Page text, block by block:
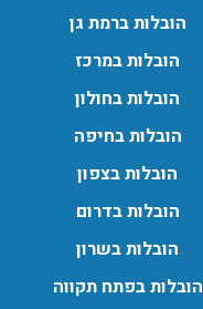
הובלות ברמת גן
הובלות במרכז
הובלות בחולון
הובלות בחיפה
הובלות בצפון
הובלות בדרום
הובלות בשרון
הובלות בפתח תקווה